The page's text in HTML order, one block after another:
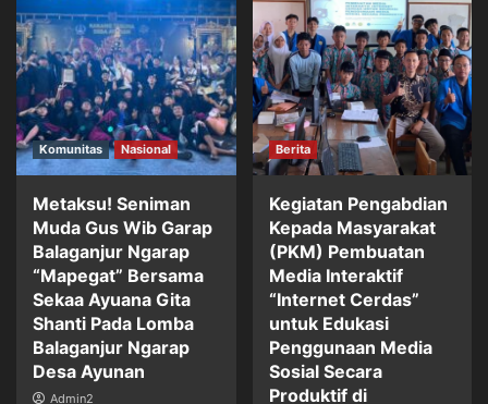
Komunitas Nasional
Metaksu! Seniman
Muda Gus Wib Garap
Balaganjur Ngarap
“Mapegat” Bersama
Sekaa Ayuana Gita
Shanti Pada Lomba
Balaganjur Ngarap
Desa Ayunan
Admin2
Berita
Kegiatan Pengabdian
Kepada Masyarakat
(PKM) Pembuatan
Media Interaktif
“Internet Cerdas”
untuk Edukasi
Penggunaan Media
Sosial Secara
Produktif di